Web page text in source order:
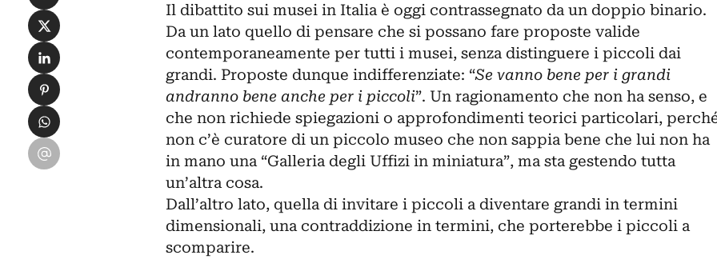
Il dibattito sui musei in Italia è oggi contrassegnato da un doppio binario.
Da un lato quello di pensare che si possano fare proposte valide
contemporaneamente per tutti i musei, senza distinguere i piccoli dai
grandi. Proposte dunque indifferenziate: “Se vanno bene per i grandi
andranno bene anche per i piccoli”. Un ragionamento che non ha senso, e
che non richiede spiegazioni o approfondimenti teorici particolari,
non c’è curatore di un piccolo museo che non sappia bene che lui non ha
in mano una “Galleria degli Uffizi in miniatura”, ma sta gestendo tutta
un’altra cosa.
Dall’altro lato, quella di invitare i piccoli a diventare grandi in termini
dimensionali, una contraddizione in termini, che porterebbe i piccoli a
scomparire.
Condividi su X
Condividi su LinkedIn
Condividi su Pinterest
Condividi su WhatsApp
Condividi su Email